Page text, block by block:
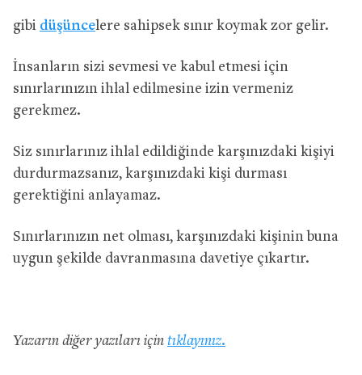
gibi düşüncelere sahipsek sınır koymak zor gelir.
İnsanların sizi sevmesi ve kabul etmesi için
sınırlarınızın ihlal edilmesine izin vermeniz
gerekmez.
Siz sınırlarınız ihlal edildiğinde karşınızdaki kişiyi
durdurmazsanız, karşınızdaki kişi durması
gerektiğini anlayamaz.
Sınırlarınızın net olması, karşınızdaki kişinin buna
uygun şekilde davranmasına davetiye çıkartır.
Yazarın diğer yazıları için tıklayınız.